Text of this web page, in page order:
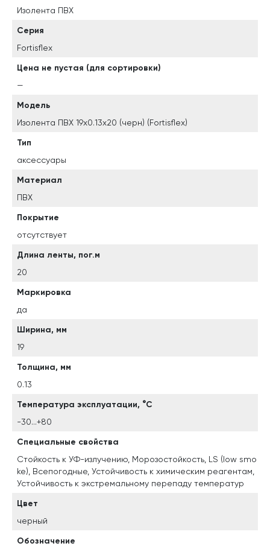
Изолента ПВХ
Серия
Fortisflex
Цена не пустая (для сортировки)
—
Модель
Изолента ПВХ 19х0.13x20 (черн) (Fortisflex)
Тип
аксессуары
Материал
ПВХ
Покрытие
отсутствует
Длина ленты, пог.м
20
Маркировка
да
Ширина, мм
19
Толщина, мм
0.13
Температура эксплуатации, °C
-30...+80
Специальные свойства
Стойкость к УФ-излучению, Морозостойкость, LS (low smo
ke), Всепогодные, Устойчивость к химическим реагентам,
Устойчивость к экстремальному перепаду температур
Цвет
черный
Обозначение